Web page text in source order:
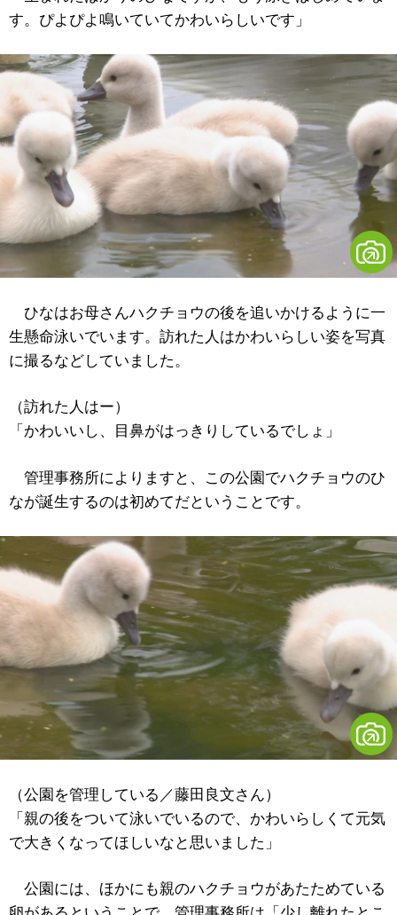
す。ぴよぴよ鳴いていてかわいらしいです」
ひなはお母さんハクチョウの後を追いかけるように一
生懸命泳いでいます。訪れた人はかわいらしい姿を写真
に撮るなどしていました。
（訪れた人はー）
「かわいいし、目鼻がはっきりしているでしょ」
管理事務所によりますと、この公園でハクチョウのひ
なが誕生するのは初めてだということです。
（公園を管理している／藤田良文さん）
「親の後をついて泳いでいるので、かわいらしくて元気
で大きくなってほしいなと思いました」
公園には、ほかにも親のハクチョウがあたためている